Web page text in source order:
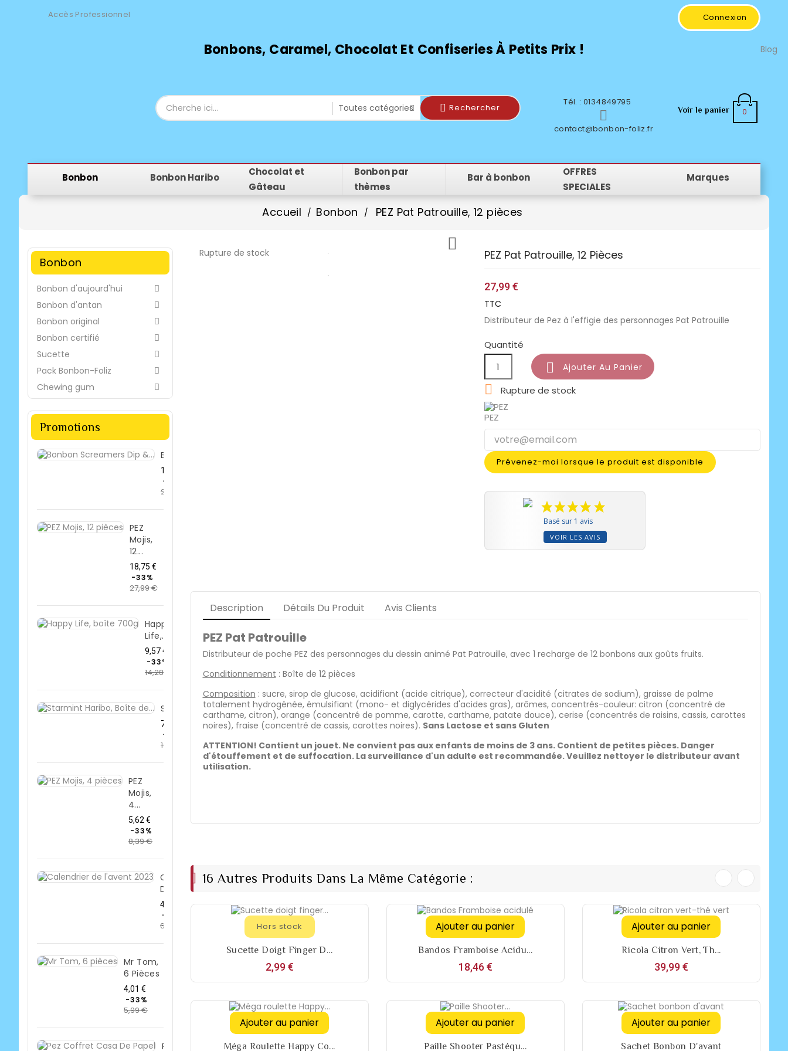
Accès Professionnel Connexion
Bonbons, Caramel, Chocolat Et Confiseries À Petits Prix !
Voir le panier 0
Tél. : 0134849795

contact@bonbon-foliz.fr
Rechercher
Blog
Bonbon Bonbon Haribo
Chocolat et
Gâteau
Bonbon par
thèmes
Bar à bonbon
OFFRES
SPECIALES
Marques
Accueil Bonbon PEZ Pat Patrouille, 12 pièces
Bonbon
Bonbon d'aujourd'hui 
Bonbon d'antan 
Bonbon original 
Bonbon certifié 
Sucette 
Pack Bonbon-Foliz 
Chewing gum 
Promotions
Bonbon...
19,42 €
-33%
28,99 €
PEZ
Mojis,
12...
18,75 €
base
-33%
27,99 €Prix
Happy
Life,...
9,57 €
-33%
14,28 €
Starmint...
7,36 €
-33%
10,99 €
PEZ
Mojis,
4...
5,62 €
de
base
-33%
8,39 €Prix
Calendrier
De...
4,50 €
Prix
-33%
6,71 €
Mr Tom,
6 Pièces
4,01 €
de
base
-33%
5,99 €Prix
Pez
Rupture de stock 
PEZ Pat Patrouille, 12 Pièces
27,99 €
TTC
Distributeur de Pez à l'effigie des personnages Pat Patrouille
Quantité
 Ajouter Au Panier
 Rupture de stock
PEZ
Prévenez-moi lorsque le produit est disponible
Basé sur 1 avis
VOIR LES AVIS
Description Détails Du Produit Avis Clients
PEZ Pat Patrouille
Distributeur de poche PEZ des personnages du dessin animé Pat Patrouille, avec 1 recharge de 12 bonbons aux goûts fruits.
Conditionnement : Boîte de 12 pièces
Composition : sucre, sirop de glucose, acidifiant (acide citrique), correcteur d'acidité (citrates de sodium), graisse de palme
totalement hydrogénée, émulsifiant (mono- et diglycérides d'acides gras), arômes, concentrés-couleur: citron (concentré de
carthame, citron), orange (concentré de pomme, carotte, carthame, patate douce), cerise (concentrés de raisins, cassis, carottes
noires), fraise (concentré de cassis, carottes noires). Sans Lactose et sans Gluten
ATTENTION! Contient un jouet. Ne convient pas aux enfants de moins de 3 ans. Contient de petites pièces. Danger
d'étouffement et de suffocation. La surveillance d'un adulte est recommandée. Veuillez nettoyer le distributeur avant
utilisation.
16 Autres Produits Dans La Même Catégorie :
Hors stock
Sucette Doigt Finger D...
2,99 €Prix
Ajouter au panier
Bandos Framboise Acidu...
18,46 €Prix
Ajouter au panier
Ricola Citron Vert, Th...
39,99 €Prix
Ajouter au panier
Méga Roulette Happy Co...
Ajouter au panier
Paille Shooter Pastéqu...
Ajouter au panier
Sachet Bonbon D'avant